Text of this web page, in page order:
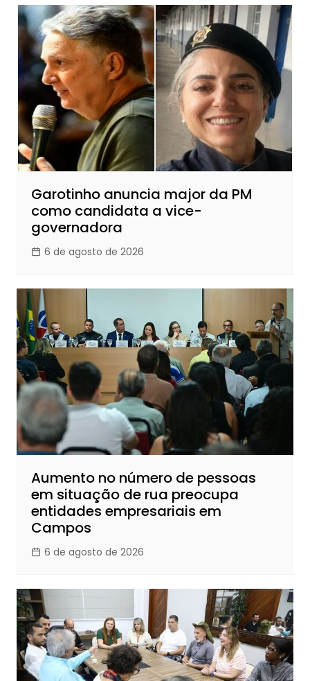
Garotinho anuncia major da PM
como candidata a vice-
governadora
6 de agosto de 2026
Aumento no número de pessoas
em situação de rua preocupa
entidades empresariais em
Campos
6 de agosto de 2026